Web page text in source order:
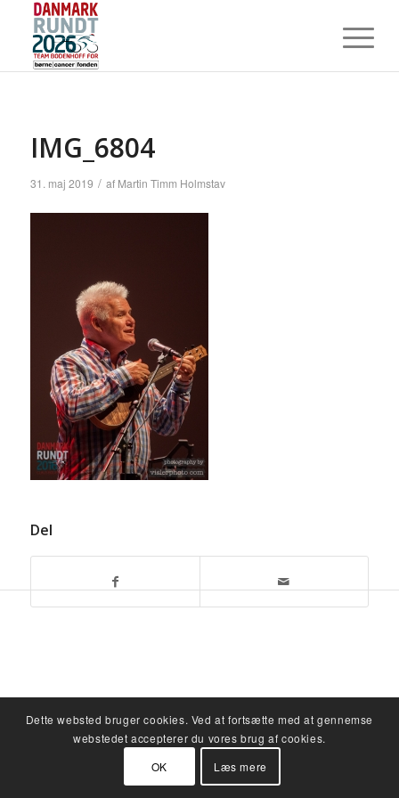
IMG_6804
31. maj 2019 / af Martin Timm Holmstav
Del
Dette websted bruger cookies. Ved at fortsætte med at gennemse
webstedet accepterer du vores brug af cookies.
OK
Læs mere